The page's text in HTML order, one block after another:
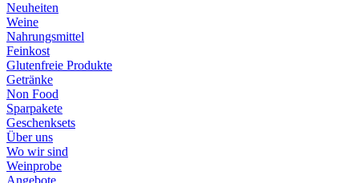
Neuheiten
Weine
Nahrungsmittel
Feinkost
Glutenfreie Produkte
Getränke
Non Food
Sparpakete
Geschenksets
Über uns
Wo wir sind
Weinprobe
Angebote